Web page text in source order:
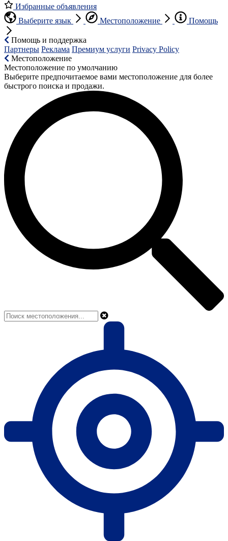
Избранные объявления
Выберите язык
Местоположение Помощь
Помощь и поддержка
Партнеры Реклама Премиум услуги Privacy Policy
Местоположение
Местоположение по умолчанию
Выберите предпочитаемое вами местоположение для более
быстрого поиска и продажи.